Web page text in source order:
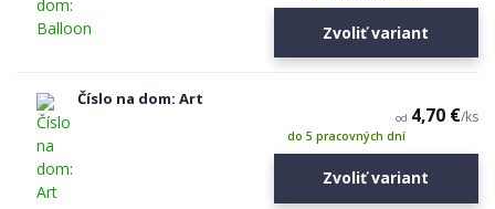
Zvoliť variant
Číslo na dom: Art
od 4,70 €/ks
do 5 pracovných dní
Zvoliť variant